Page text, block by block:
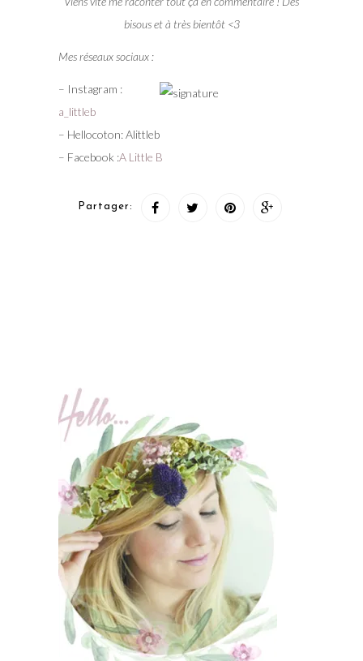
bisous et à très bientôt <3
Mes réseaux sociaux :
– Instagram :
a_littleb
– Hellocoton: Alittleb
– Facebook :A Little B
Partager: